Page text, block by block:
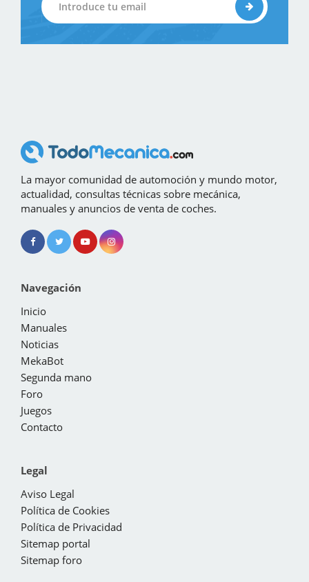
La mayor comunidad de automoción y mundo motor,
actualidad, consultas técnicas sobre mecánica,
manuales y anuncios de venta de coches.
Navegación
Inicio
Manuales
Noticias
MekaBot
Segunda mano
Foro
Juegos
Contacto
Legal
Aviso Legal
Política de Cookies
Política de Privacidad
Sitemap portal
Sitemap foro